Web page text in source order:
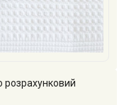
розрахунковий